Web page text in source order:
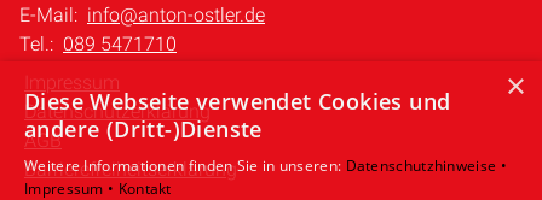
E-Mail: info@anton-ostler.de
Tel.: 089 5471710
Impressum
Datenschutzerklärung
AGB
Barrierefreiheitserklärung
×
Diese Webseite verwendet Cookies und
andere (Dritt-)Dienste
Weitere Informationen finden Sie in unseren: Datenschutzhinweise •
Impressum • Kontakt